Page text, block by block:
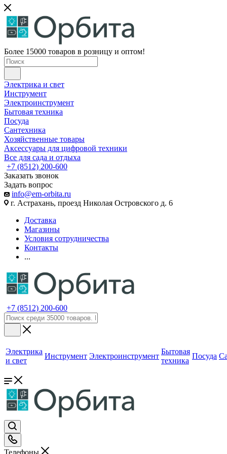
Более 15000 товаров в розницу и оптом!
Электрика и свет
Инструмент
Электроинструмент
Бытовая техника
Посуда
Сантехника
Хозяйственные товары
Аксессуары для цифровой техники
Все для сада и отдыха
+7 (8512) 200-600
Заказать звонок
Задать вопрос
info@em-orbita.ru
г. Астрахань, проезд Николая Островского д. 6
Доставка
Магазины
Условия сотрудничества
Контакты
...
+7 (8512) 200-600
Электрика
и свет
Инструмент Электроинструмент
Бытовая
техника
Посуда
Телефоны